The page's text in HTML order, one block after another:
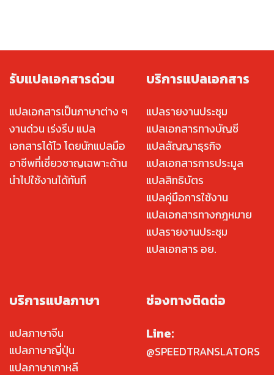
รับแปลเอกสารด่วน
แปลเอกสารเป็นภาษาต่าง ๆ
งานด่วน เร่งรีบ แปล
เอกสารได้ไว โดยนักแปลมือ
อาชีพที่เชี่ยวชาญเฉพาะด้าน
นำไปใช้งานได้ทันที
บริการแปลเอกสาร
แปลรายงานประชุม
แปลเอกสารทางบัญชี
แปลสัญญาธุรกิจ
แปลเอกสารการประมูล
แปลสิทธิบัตร
แปลคู่มือการใช้งาน
แปลเอกสารทางกฎหมาย
แปลรายงานประชุม
แปลเอกสาร อย.
บริการแปลภาษา
แปลภาษาจีน
แปลภาษาญี่ปุ่น
แปลภาษาเกาหลี
ช่องทางติดต่อ
Line:
@SPEEDTRANSLATORS